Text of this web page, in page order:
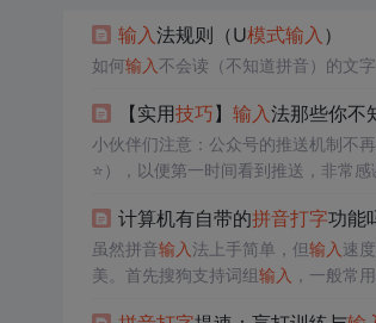
输入法规则（U模式输入 ）
如何输入不会读（不知道拼音）的文
【实用技巧】 输入法那些你不
小伙伴们注意：公众号的推送机制不
⭐），以便第一时间看到推送，非常
计算机有自带的拼音打字功能
虽然拼音输入法上手简单，但输入 速
美。首先搜狗支持词组输入 ，一般常